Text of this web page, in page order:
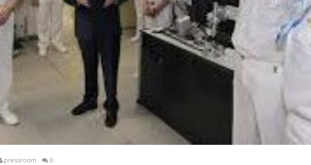
pressroom 0